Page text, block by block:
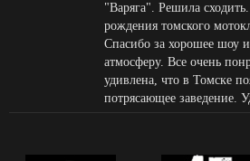
"Варяга". Решила
рождения томского
Спасибо за хорошее шоу
атмосферу. Все очень
удивлена, что в Томске
потрясающее заведение.